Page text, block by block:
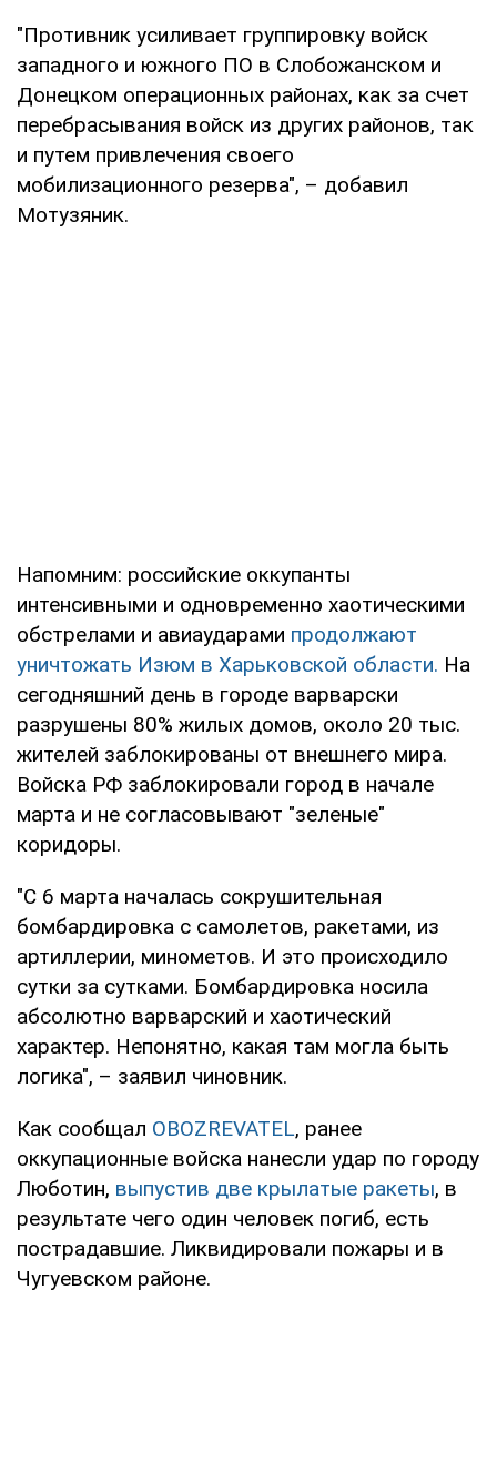
"Противник усиливает группировку войск
западного и южного ПО в Слобожанском и
Донецком операционных районах, как за счет
перебрасывания войск из других районов, так
и путем привлечения своего
мобилизационного резерва", – добавил
Мотузяник.
Напомним: российские оккупанты
интенсивными и одновременно хаотическими
обстрелами и авиаударами продолжают
уничтожать Изюм в Харьковской области. На
сегодняшний день в городе варварски
разрушены 80% жилых домов, около 20 тыс.
жителей заблокированы от внешнего мира.
Войска РФ заблокировали город в начале
марта и не согласовывают "зеленые"
коридоры.
"С 6 марта началась сокрушительная
бомбардировка с самолетов, ракетами, из
артиллерии, минометов. И это происходило
сутки за сутками. Бомбардировка носила
абсолютно варварский и хаотический
характер. Непонятно, какая там могла быть
логика", – заявил чиновник.
Как сообщал OBOZREVATEL, ранее
оккупационные войска нанесли удар по городу
Люботин, выпустив две крылатые ракеты, в
результате чего один человек погиб, есть
пострадавшие. Ликвидировали пожары и в
Чугуевском районе.